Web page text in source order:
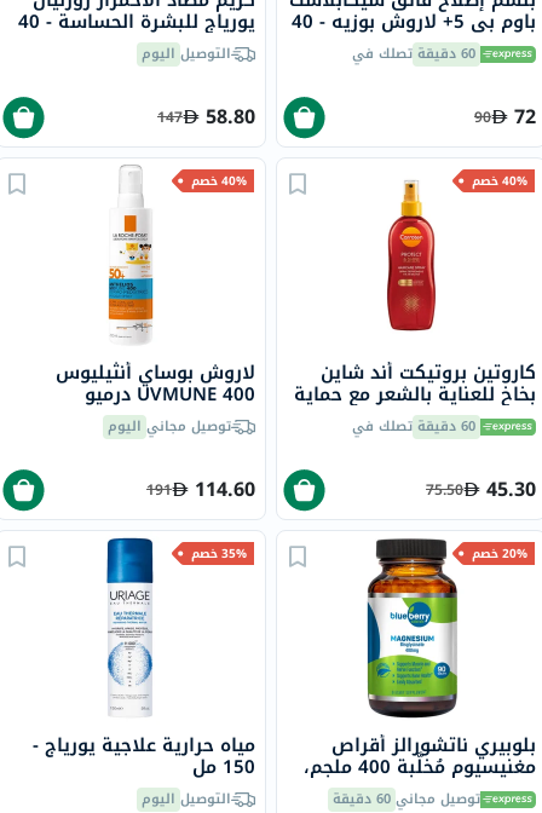
باوم بي 5+ لاروش بوزيه - 40
مل 60 دقيقة تصلك في
72
90
يورياج للبشرة الحساسة - 40
ملالتوصيل اليوم
58.80
147
40% خصم
كاروتين بروتيكت أند شاين
بخاخ للعناية بالشعر مع حماية
من الأشعة فوق البنفسجية
150 مل 60 دقيقة تصلك في
45.30
75.50
40% خصم
لاروش بوساي أنثيليوس
UVMUNE 400 درميو
بيدياتريكس SPF50+ بخاخ
واقي من الشمس غير مرئي
مل
توصيل مجاني اليوم
114.60
191
20% خصم
بلوبيري ناتشورالز أقراص
مغنيسيوم مُخلَّبة 400 ملجم،
90 قطعة B0258 توصيل مجاني60 دقيقة
35% خصم
مياه حرارية علاجية يورياج -
150 مل
التوصيل اليوم